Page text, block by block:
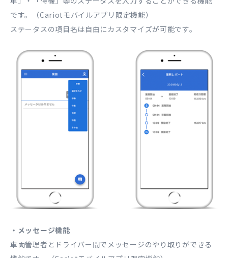
です。（Cariotモバイルアプリ限定機能）
ステータスの項目名は自由にカスタマイズが可能です。
・メッセージ機能
車両管理者とドライバー間でメッセージのやり取りができる